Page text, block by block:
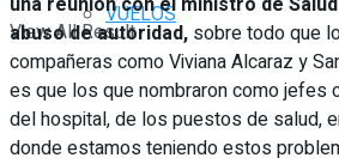
View All Result
VUELOS
abuso de autoridad, sobre todo que
compañeras como Viviana Alcaraz y
es que los que nombraron como jefes
del hospital, de los puestos de salud,
donde estamos teniendo estos